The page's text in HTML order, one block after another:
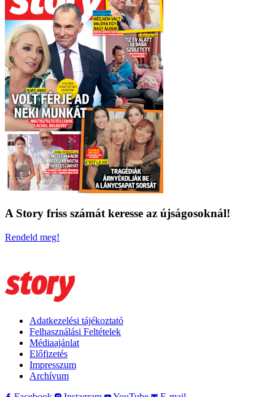
A Story friss számát keresse az újságosoknál!
Rendeld meg!
Adatkezelési tájékoztató
Felhasználási Feltételek
Médiaajánlat
Előfizetés
Impresszum
Archívum